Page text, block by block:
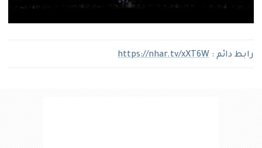
رابط دائم : https://nhar.tv/xXT6W